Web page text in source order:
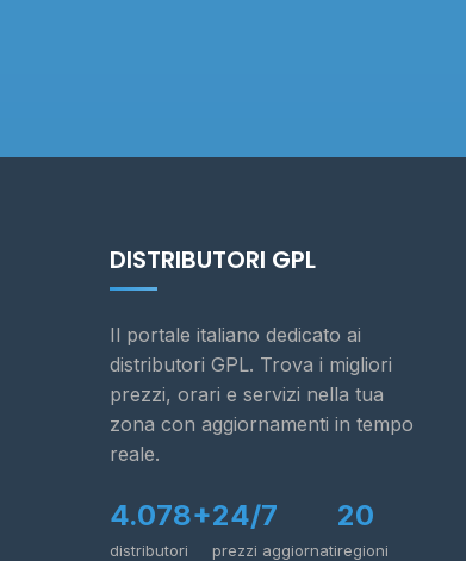
DISTRIBUTORI GPL
Il portale italiano dedicato ai
distributori GPL. Trova i migliori
prezzi, orari e servizi nella tua
zona con aggiornamenti in tempo
reale.
4.078+
distributori
24/7
prezzi aggiornati
20
regioni